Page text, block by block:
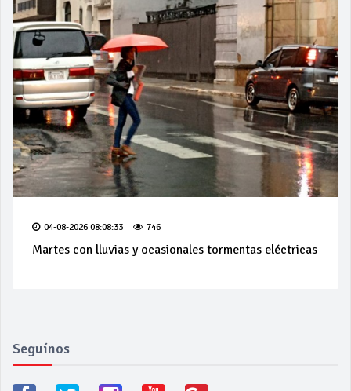
04-08-2026 08:08:33 746
Martes con lluvias y ocasionales tormentas eléctricas
Seguínos